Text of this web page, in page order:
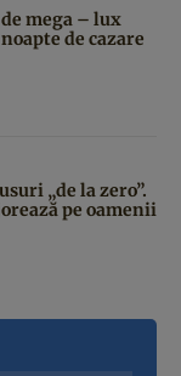
mega – lux
de cazare
„de la zero”.
pe oamenii